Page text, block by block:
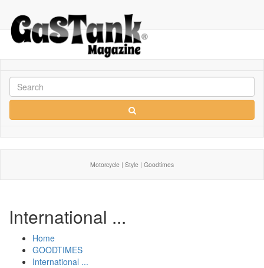
Motorcycle | Style | Goodtimes
International ...
Home
GOODTIMES
International ...